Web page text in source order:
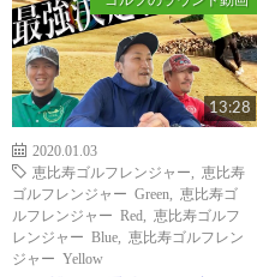
13:28
2020.01.03
恵比寿ゴルフレンジャー
恵比寿
ゴルフレンジャー Green
恵比寿ゴ
ルフレンジャー Red
恵比寿ゴルフ
レンジャー Blue
恵比寿ゴルフレン
ジャー Yellow